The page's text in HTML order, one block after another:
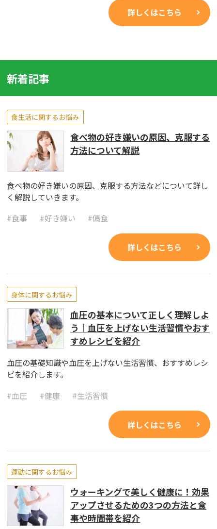
詳しくはこちら
新着記事
食生活に関するお悩み
食べ物の好き嫌いの原因、克服する
方法について解説
食べ物の好き嫌いの原因、克服する方法などについて詳し
く解説していきます。
#食事 #好き嫌い #偏食
詳しくはこちら
身体に関するお悩み
血圧の基本について正しく理解しよ
う｜血圧を上げない生活習慣やおす
すめレシピを紹介
血圧の基礎知識や血圧を上げない生活習慣、おすすめレシ
ピを紹介します。
#血圧 #健康 #生活習慣
詳しくはこちら
運動に関するお悩み
ウォーキングで美しく健康に！効果
アップさせるための3つの方法と食
事や時間帯を紹介